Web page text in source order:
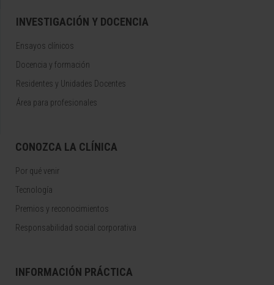
INVESTIGACIÓN Y DOCENCIA
Ensayos clínicos
Docencia y formación
Residentes y Unidades Docentes
Área para profesionales
CONOZCA LA CLÍNICA
Por qué venir
Tecnología
Premios y reconocimientos
Responsabilidad social corporativa
INFORMACIÓN PRÁCTICA